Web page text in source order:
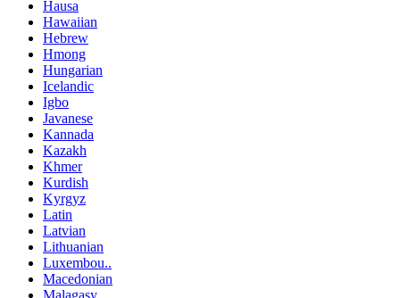
Hausa
Hawaiian
Hebrew
Hmong
Hungarian
Icelandic
Igbo
Javanese
Kannada
Kazakh
Khmer
Kurdish
Kyrgyz
Latin
Latvian
Lithuanian
Luxembou..
Macedonian
Malagasy